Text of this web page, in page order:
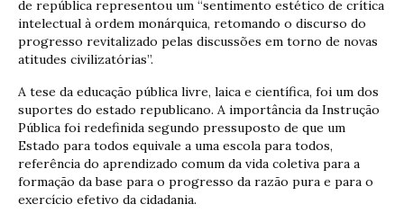
de república representou um “sentimento estético de crítica
intelectual à ordem monárquica, retomando o discurso do
progresso revitalizado pelas discussões em torno de novas
atitudes civilizatórias”.
A tese da educação pública livre, laica e científica, foi um dos
suportes do estado republicano. A importância da Instrução
Pública foi redefinida segundo pressuposto de que um
Estado para todos equivale a uma escola para todos,
referência do aprendizado comum da vida coletiva para a
formação da base para o progresso da razão pura e para o
exercício efetivo da cidadania.